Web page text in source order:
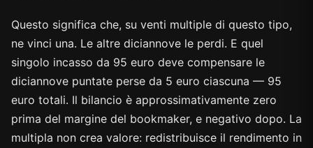
Questo significa che, su venti multiple di questo tipo,
ne vinci una. Le altre diciannove le perdi. E quel
singolo incasso da 95 euro deve compensare le
diciannove puntate perse da 5 euro ciascuna — 95
euro totali. Il bilancio è approssimativamente zero
prima del margine del bookmaker, e negativo dopo. La
multipla non crea valore: redistribuisce il rendimento in